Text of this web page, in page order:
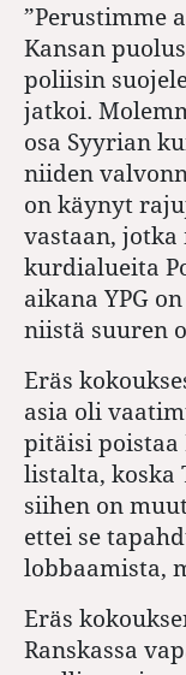
”Perustimme
Kansan
poliisin
jatkoi.
osa Syyrian
niiden
on käynyt
vastaan,
kurdialueita
aikana YPG
niistä suuren
Eräs
asia oli
pitäisi
listalta,
siihen on
ettei se
lobbaamista,
Eräs
Ranskassa